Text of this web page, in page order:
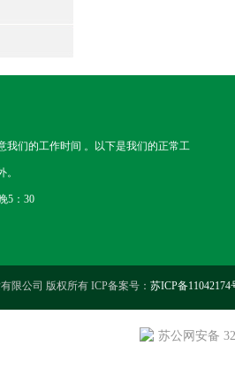
我们的工作时间 。以下是我们的正常工
5：30
限公司 版权所有 ICP备案号： 苏ICP备11042174
苏公网安备